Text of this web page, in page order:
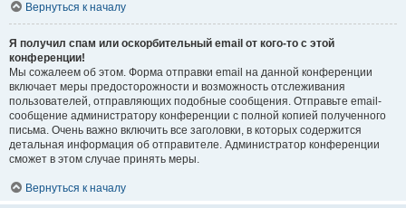
Вернуться к началу
Я получил спам или оскорбительный email от кого-то с этой
конференции!
Мы сожалеем об этом. Форма отправки email на данной конференции
включает меры предосторожности и возможность отслеживания
пользователей, отправляющих подобные сообщения. Отправьте email-
сообщение администратору конференции с полной копией полученного
письма. Очень важно включить все заголовки, в которых содержится
детальная информация об отправителе. Администратор конференции
сможет в этом случае принять меры.
Вернуться к началу